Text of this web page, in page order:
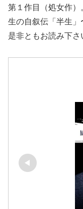
第１作目（処女作）
生の自叙伝「半生」
是非ともお読み下さ